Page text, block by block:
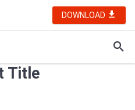
DOWNLOAD
Title